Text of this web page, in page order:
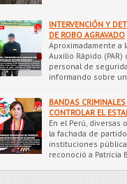
INTERVENCIÓN Y
DE ROBO AGRAVADO
Aproximadamente a
Auxilio Rápido
personal de
informando sobre un
BANDAS
CONTROLAR EL
En el Perú,
la fachada de
instituciones
reconoció a Patricia